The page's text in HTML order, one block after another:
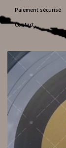
Paiement sécurisé
Contact